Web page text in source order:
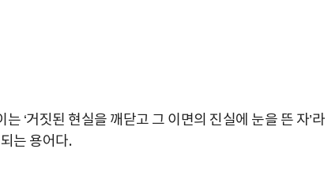
‘거짓된 현실을 깨닫고 그 이면의 진실에 눈을 뜬 자’라
는 용어다.